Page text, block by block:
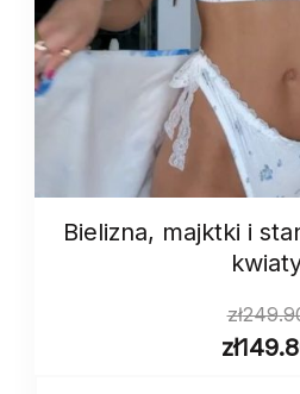
Bielizna, majktki i
zł
zł